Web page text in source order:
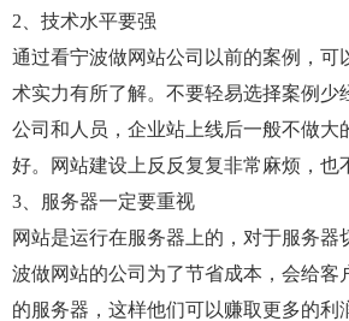
2、技术水平要强
通过看宁波做网站公司以前的案例，可
术实力有所了解。不要轻易选择案例少
公司和人员，企业站上线后一般不做大
好。网站建设上反反复复非常麻烦，也
3、服务器一定要重视
网站是运行在服务器上的，对于服务器
波做网站的公司为了节省成本，会给客
的服务器，这样他们可以赚取更多的利